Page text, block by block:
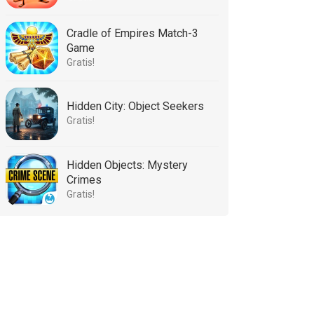
Cradle of Empires Match-3
Game
Gratis!
Hidden City: Object Seekers
Gratis!
Hidden Objects: Mystery
Crimes
Gratis!